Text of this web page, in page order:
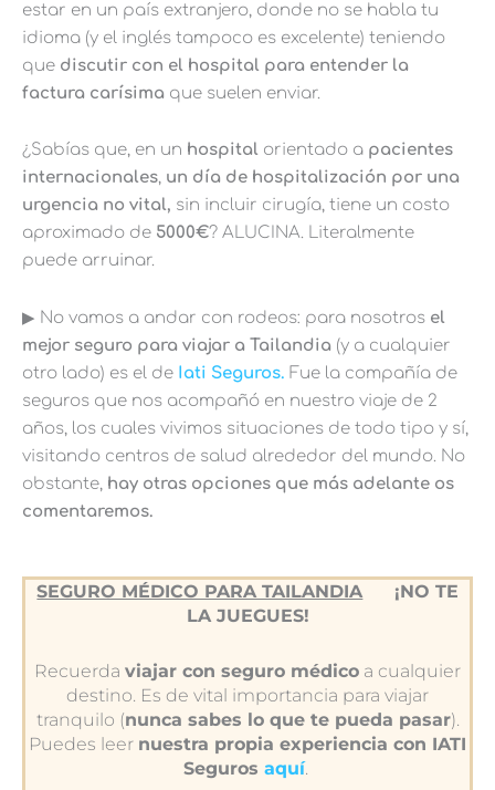
estar en un país extranjero, donde no se habla tu
idioma (y el inglés tampoco es excelente) teniendo
que discutir con el hospital para entender la
factura carísima que suelen enviar.
¿Sabías que, en un hospital orientado a pacientes
internacionales, un día de hospitalización por una
urgencia no vital, sin incluir cirugía, tiene un costo
aproximado de 5000€? ALUCINA. Literalmente
puede arruinar.
▶︎ No vamos a andar con rodeos: para nosotros el
mejor seguro para viajar a Tailandia (y a cualquier
otro lado) es el de Iati Seguros. Fue la compañía de
seguros que nos acompañó en nuestro viaje de 2
años, los cuales vivimos situaciones de todo tipo y sí,
visitando centros de salud alrededor del mundo. No
obstante, hay otras opciones que más adelante os
comentaremos.
SEGURO MÉDICO PARA TAILANDIA
¡NO TE
LA JUEGUES!
Recuerda viajar con seguro médico a cualquier
destino. Es de vital importancia para viajar
tranquilo (nunca sabes lo que te pueda pasar).
Puedes leer nuestra propia experiencia con IATI
Seguros aquí.